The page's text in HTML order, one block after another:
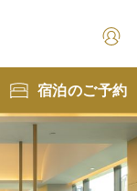
宿泊のご予約